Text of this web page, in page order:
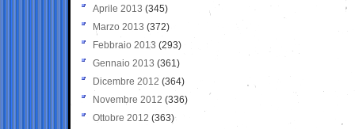
Aprile 2013 (345)
Marzo 2013 (372)
Febbraio 2013 (293)
Gennaio 2013 (361)
Dicembre 2012 (364)
Novembre 2012 (336)
Ottobre 2012 (363)